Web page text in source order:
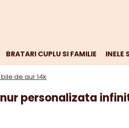
BRATARI CUPLU SI FAMILIE INELE
de aur 14k
personalizata